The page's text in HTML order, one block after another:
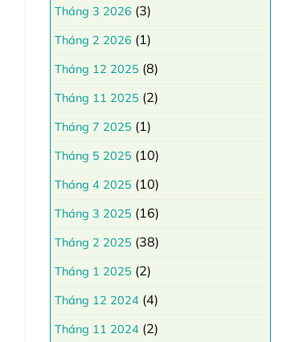
Tháng 3 2026 (3)
Tháng 2 2026 (1)
Tháng 12 2025 (8)
Tháng 11 2025 (2)
Tháng 7 2025 (1)
Tháng 5 2025 (10)
Tháng 4 2025 (10)
Tháng 3 2025 (16)
Tháng 2 2025 (38)
Tháng 1 2025 (2)
Tháng 12 2024 (4)
Tháng 11 2024 (2)